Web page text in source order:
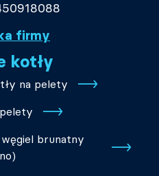
firmy
kotły
na pelety
brunatny